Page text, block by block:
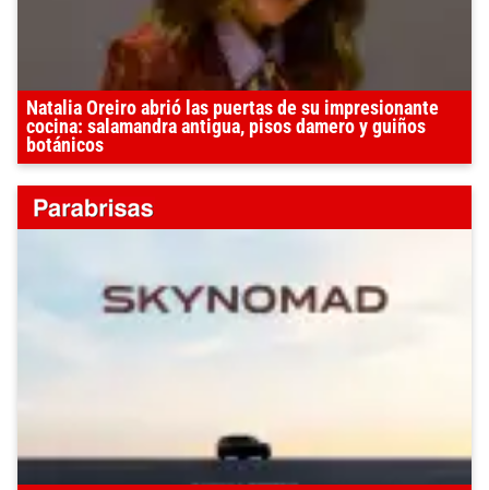
Natalia Oreiro abrió las puertas de su impresionante
cocina: salamandra antigua, pisos damero y guiños
botánicos